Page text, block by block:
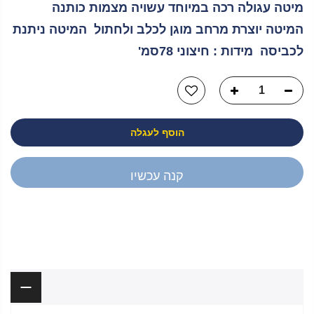
מיטה עגולה רכה במיוחד עשויה מצמות כותנה
המיטה יוצרת מרחב מוגן לכלב ולחתול המיטה ניתנת
לכביסה מידות : חיצוני 78סמ'
הוסף לעגלה
קנה עכשיו